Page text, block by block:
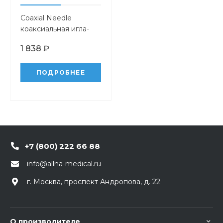
Coaxial Needle
коаксиальная игла-
1 838 ₽
ПОДРОБНЕЕ
+7 (800) 222 66 88
info@allna-medical.ru
г. Москва, проспект Андропова, д. 22